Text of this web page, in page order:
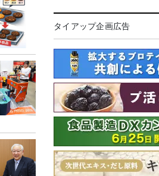
タイアップ企画広告